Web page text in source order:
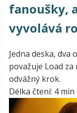
fanoušky,
vyvolává
Jedna deska, dva
považuje Load
odvážný krok.
Délka čtení: 4 min